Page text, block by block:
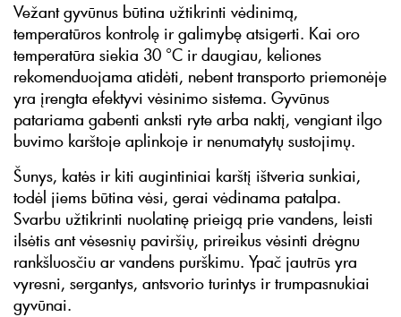
Vežant gyvūnus būtina užtikrinti vėdinimą,
temperatūros kontrolę ir galimybę atsigerti. Kai oro
temperatūra siekia 30 °C ir daugiau, keliones
rekomenduojama atidėti, nebent transporto priemonėje
yra įrengta efektyvi vėsinimo sistema. Gyvūnus
patariama gabenti anksti ryte arba naktį, vengiant ilgo
buvimo karštoje aplinkoje ir nenumatytų sustojimų.
Šunys, katės ir kiti augintiniai karštį ištveria sunkiai,
todėl jiems būtina vėsi, gerai vėdinama patalpa.
Svarbu užtikrinti nuolatinę prieigą prie vandens, leisti
ilsėtis ant vėsesnių paviršių, prireikus vėsinti drėgnu
rankšluosčiu ar vandens purškimu. Ypač jautrūs yra
vyresni, sergantys, antsvorio turintys ir trumpasnukiai
gyvūnai.